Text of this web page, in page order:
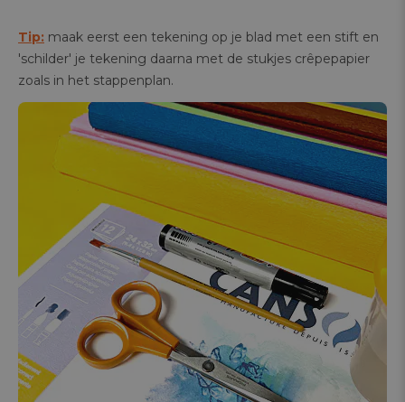
Tip: maak eerst een tekening op je blad met een stift en
'schilder' je tekening daarna met de stukjes crêpepapier
zoals in het stappenplan.